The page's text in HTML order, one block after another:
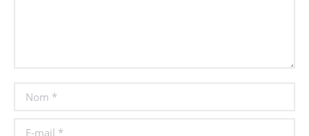
Nom *
E-mail *